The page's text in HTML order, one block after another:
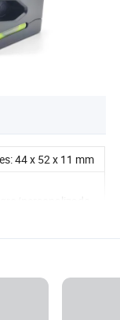
44 x 52 x 11 mm